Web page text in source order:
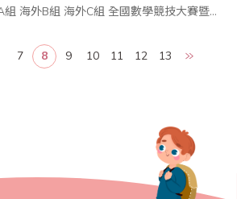
7 8 9 10 11 12 13